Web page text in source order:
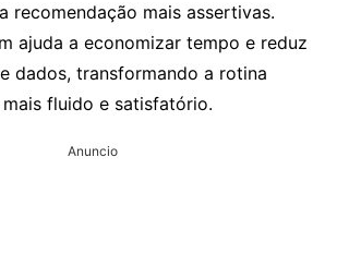
recomendação mais assertivas.
ajuda a economizar tempo e reduz
dados, transformando a rotina
fluido e satisfatório.
Anuncio